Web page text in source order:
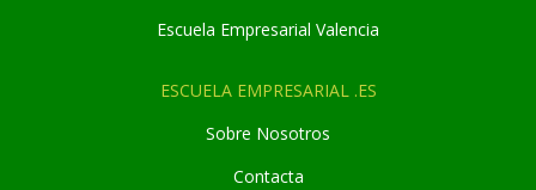
Escuela Empresarial Valencia
ESCUELA EMPRESARIAL .ES
Sobre Nosotros
Contacta